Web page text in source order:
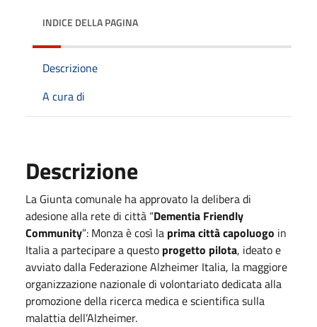
INDICE DELLA PAGINA
Descrizione
A cura di
Descrizione
La Giunta comunale ha approvato la delibera di
adesione alla rete di città “Dementia Friendly
Community”: Monza è così la prima città capoluogo in
Italia a partecipare a questo progetto pilota, ideato e
avviato dalla Federazione Alzheimer Italia, la maggiore
organizzazione nazionale di volontariato dedicata alla
promozione della ricerca medica e scientifica sulla
malattia dell’Alzheimer.